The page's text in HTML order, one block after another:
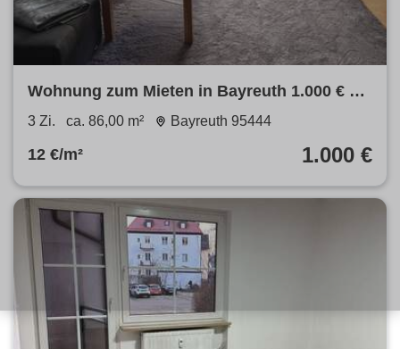
Wohnung zum Mieten in Bayreuth 1.000 € 86
m²
3 Zi. ca. 86,00 m² Bayreuth 95444
12 €/m² 1.000 €